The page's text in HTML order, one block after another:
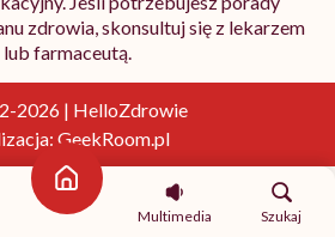
Strona główna
Multimedia
Szukaj
zdrowia, skonsultuj się z lekarzem
lub farmaceutą.
2026 | HelloZdrowie
GeekRoom.pl